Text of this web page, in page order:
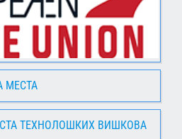
МЕСТА
ТЕХНОЛОШКИХ ВИШКОВА